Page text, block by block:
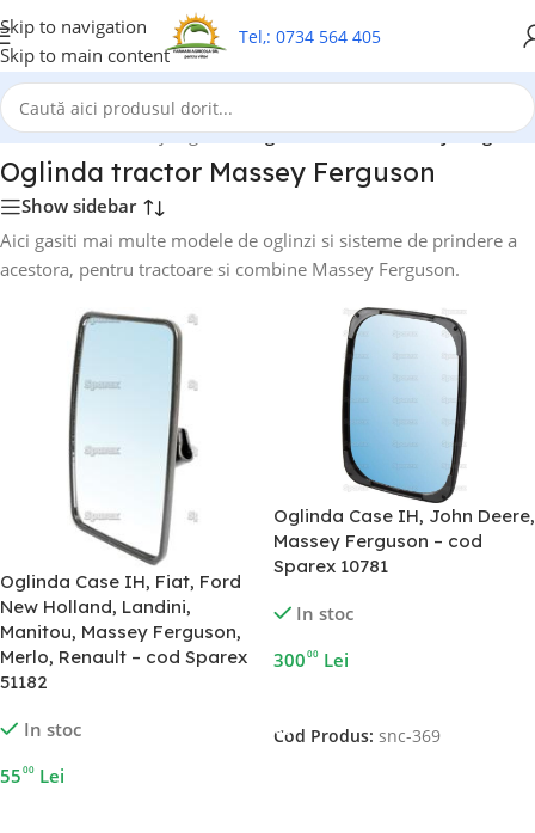
Skip to navigation
Skip to main content
Tel,: 0734 564 405
combine utilaje agricole/Oglinda tractor Massey Ferguson
Oglinda tractor Massey Ferguson
Show sidebar
Aici gasiti mai multe modele de oglinzi si sisteme de prindere a
acestora, pentru tractoare si combine Massey Ferguson.
Oglinda Case IH, Fiat, Ford
New Holland, Landini,
Manitou, Massey Ferguson,
Merlo, Renault – cod Sparex
51182
In stoc
5500 Lei
Oglinda Case IH, John Deere,
Massey Ferguson – cod
Sparex 10781
In stoc
30000 Lei
Cod Produs: snc-369